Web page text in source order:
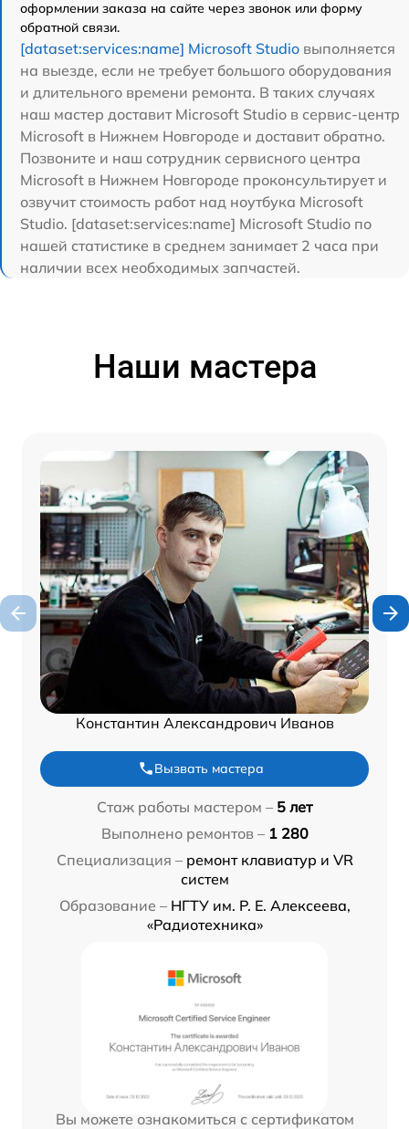
оформлении заказа на сайте через звонок или форму
обратной связи.
[dataset:services:name] Microsoft Studio выполняется
на выезде, если не требует большого оборудования
и длительного времени ремонта. В таких случаях
наш мастер доставит Microsoft Studio в сервис-центр
Microsoft в Нижнем Новгороде и доставит обратно.
Позвоните и наш сотрудник сервисного центра
Microsoft в Нижнем Новгороде проконсультирует и
озвучит стоимость работ над ноутбука Microsoft
Studio. [dataset:services:name] Microsoft Studio по
нашей статистике в среднем занимает 2 часа при
наличии всех необходимых запчастей.
Наши мастера
Константин Александрович Иванов
Вызвать мастера
Стаж работы мастером – 5 лет
Выполнено ремонтов – 1 280
Специализация – ремонт клавиатур и VR
систем
Образование – НГТУ им. Р. Е. Алексеева,
«Радиотехника»
Вы можете ознакомиться с сертификатом